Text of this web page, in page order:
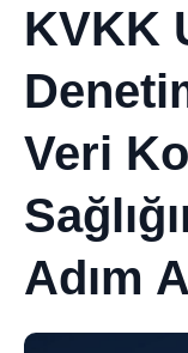
KVKK
Veri
Adım